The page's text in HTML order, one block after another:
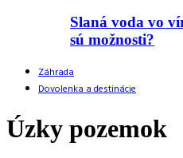
Slaná voda vo
sú možnosti?
Záhrada
Dovolenka a destinácie
Úzky pozemok